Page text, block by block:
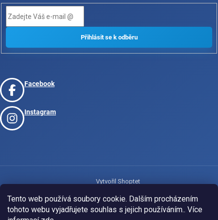
Tento web používá soubory cookie. Dalším procházením
tohoto webu vyjadřujete souhlas s jejich používáním.. Více
Facebook
Instagram
Vytvořil Shoptet
Copyright 2026www.josport.cz. Všechna práva vyhrazena.